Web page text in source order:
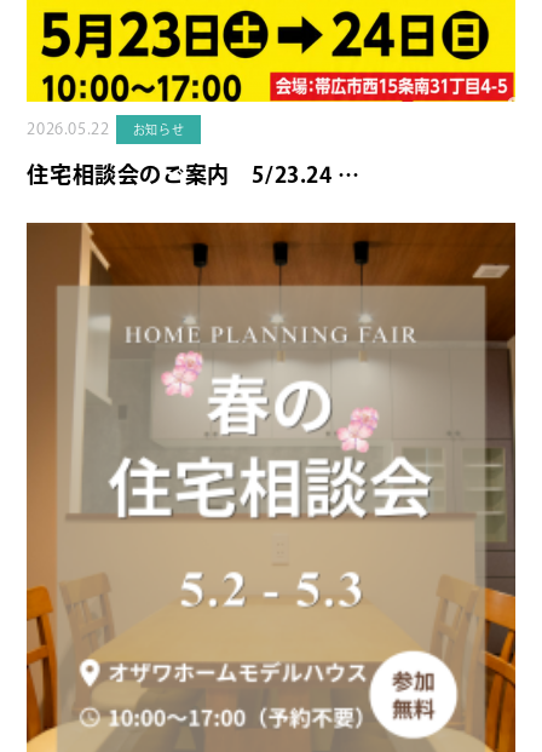
2026.05.22 お知らせ
住宅相談会のご案内 5/23.24 …